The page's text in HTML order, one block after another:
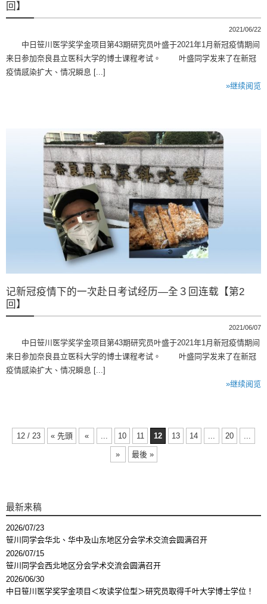
回】
2021/06/22
中日笹川医学奖学金项目第43期研究员叶盛于2021年1月新冠疫情期间
来日参加奈良县立医科大学的博士课程考试。 叶盛同学发来了在新冠
疫情感染扩大、情况瞬息 [...]
»继续阅览
记新冠疫情下的一次赴日考试经历―全３回连载【第2
回】
2021/06/07
中日笹川医学奖学金项目第43期研究员叶盛于2021年1月新冠疫情期间
来日参加奈良县立医科大学的博士课程考试。 叶盛同学发来了在新冠
疫情感染扩大、情况瞬息 [...]
»继续阅览
12 / 23 « 先頭 « 10 11 12 13 14 20
» 最後 »
最新来稿
2026/07/23
笹川同学会华北、华中及山东地区分会学术交流会圆满召开
2026/07/15
笹川同学会西北地区分会学术交流会圆满召开
2026/06/30
中日笹川医学奖学金项目＜攻读学位型＞研究员取得千叶大学博士学位！